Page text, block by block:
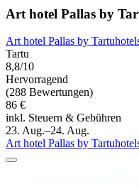
Art hotel Pallas by
Art hotel Pallas by
Tartu
8,8/10
Hervorragend
(288 Bewertungen)
86 €
inkl. Steuern & Gebühren
23. Aug.–24. Aug.
Art hotel Pallas by